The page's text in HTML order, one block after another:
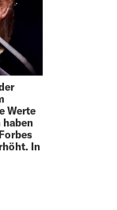
Werte
In